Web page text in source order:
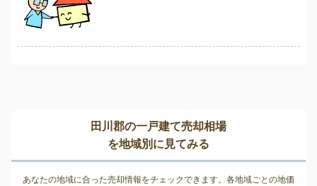
田川郡の一戸建て売却相場
を地域別に見てみる
あなたの地域に合った売却情報をチェックできます。各地域ごとの地価